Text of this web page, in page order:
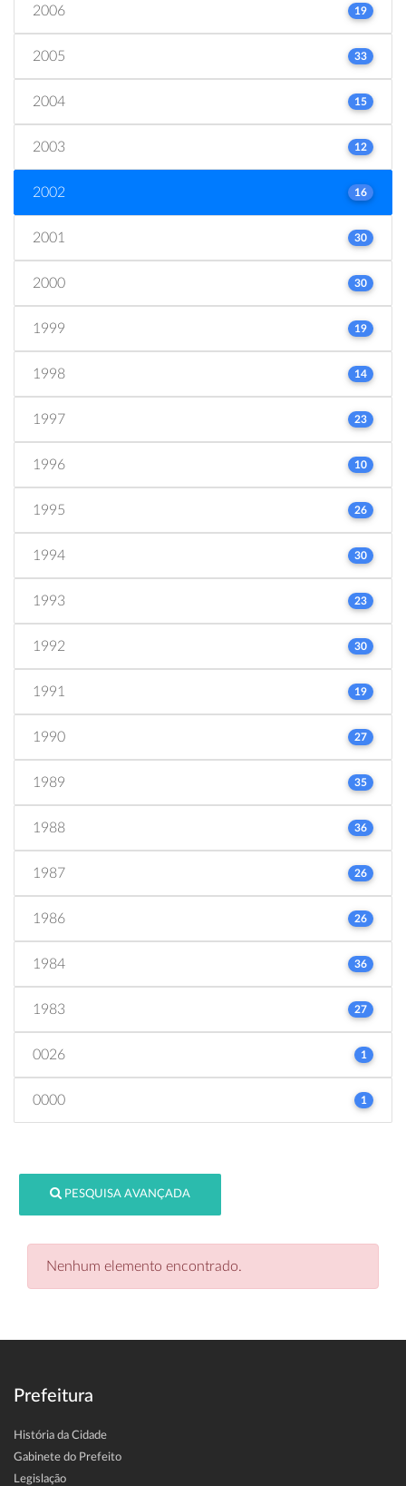
2006 19
2005 33
2004 15
2003 12
2002 16
2001 30
2000 30
1999 19
1998 14
1997 23
1996 10
1995 26
1994 30
1993 23
1992 30
1991 19
1990 27
1989 35
1988 36
1987 26
1986 26
1984 36
1983 27
0026 1
0000 1
PESQUISA AVANÇADA
Nenhum elemento encontrado.
Prefeitura
História da Cidade
Gabinete do Prefeito
Legislação